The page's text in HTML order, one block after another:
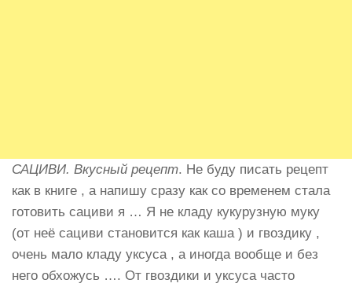
САЦИВИ. Вкусный рецепт. Не буду писать рецепт
как в книге , а напишу сразу как со временем стала
готовить сациви я … Я не кладу кукурузную муку
(от неё сациви становится как каша ) и гвоздику ,
очень мало кладу уксуса , а иногда вообще и без
него обхожусь …. От гвоздики и уксуса часто